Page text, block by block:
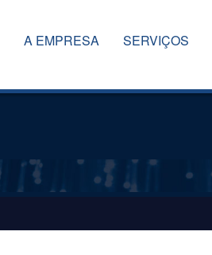
A EMPRESA SERVIÇOS